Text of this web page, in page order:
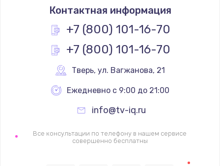
900 руб.
Заказать
900 руб.
Заказать
Не работает
1400 руб.
Контактная информация
+7 (800) 101-16-70
+7 (800) 101-16-70
Тверь, ул. Вагжанова, 21
Ежедневно с 9:00 до 21:00
info@tv-iq.ru
Все консультации по телефону в нашем сервисе
совершенно бесплатны